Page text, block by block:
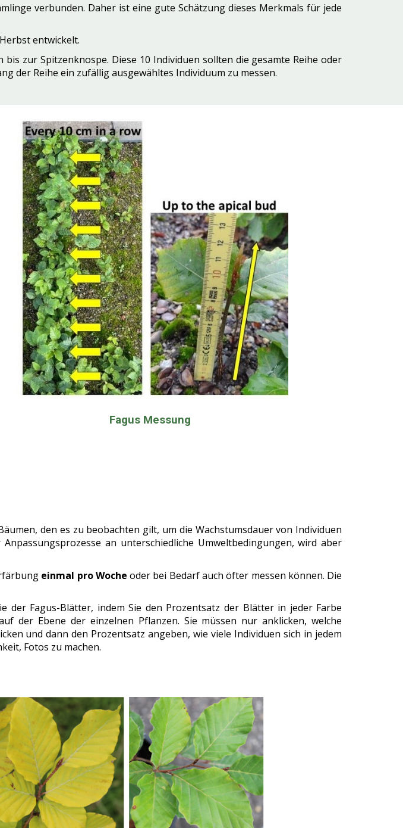
verbunden. Daher ist eine gute Schätzung dieses Merkmals für jede
entwickelt.
zur Spitzenknospe. Diese 10 Individuen sollten die gesamte Reihe oder
der Reihe ein zufällig ausgewähltes Individuum zu messen.
Fagus Messung
den es zu beobachten gilt, um die Wachstumsdauer von Individuen
an unterschiedliche Umweltbedingungen, wird aber
einmal pro Woche oder bei Bedarf auch öfter messen können. Die
der Fagus-Blätter, indem Sie den Prozentsatz der Blätter in jeder Farbe
der Ebene der einzelnen Pflanzen. Sie müssen nur anklicken, welche
und dann den Prozentsatz angeben, wie viele Individuen sich in jedem
Fotos zu machen.